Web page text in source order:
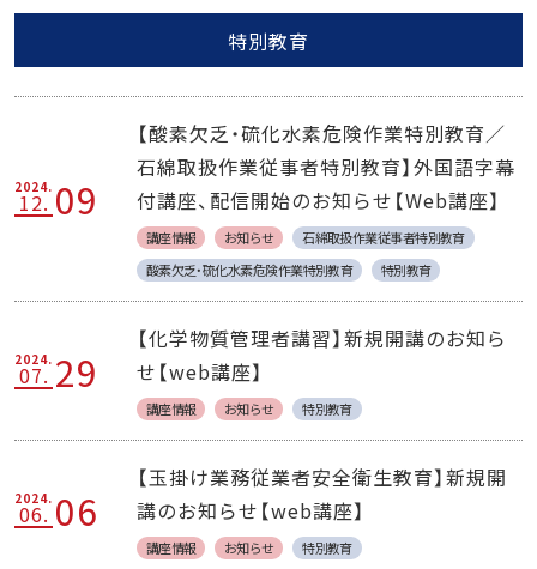
特別教育
2024.
12. 09
【酸素欠乏・硫化水素危険作業特別教育／
石綿取扱作業従事者特別教育】外国語字幕
付講座、配信開始のお知らせ【Web講座】
講座情報 お知らせ
石綿取扱作業従事者特別教育
酸素欠乏・硫化水素危険作業特別教育
特別教育
2024.
07. 29
【化学物質管理者講習】新規開講のお知ら
せ【web講座】
講座情報 お知らせ 特別教育
2024.
06. 06
【玉掛け業務従業者安全衛生教育】新規開
講のお知らせ【web講座】
講座情報 お知らせ 特別教育